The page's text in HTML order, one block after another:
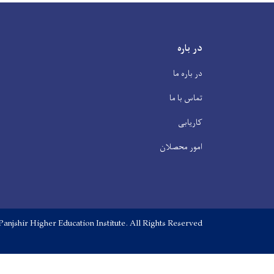
در باره
در باره ما
تماس با ما
کاریابی
امور محصلان
Higher Education Institute. All Rights Reserved